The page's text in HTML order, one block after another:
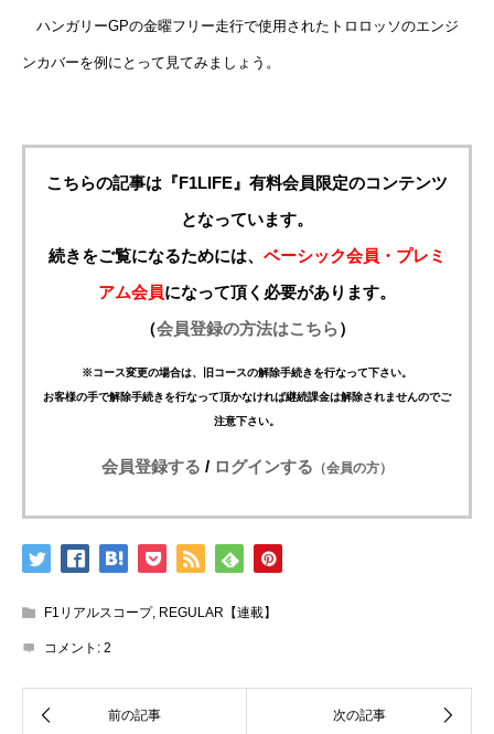
ハンガリーGPの金曜フリー走行で使用されたトロロッソのエンジ
ンカバーを例にとって見てみましょう。
こちらの記事は『F1LIFE』有料会員限定のコンテンツ
となっています。
続きをご覧になるためには、 ベーシック会員・プレミ
アム会員になって頂く必要があります。
（会員登録の方法はこちら）
※コース変更の場合は、旧コースの解除手続きを行なって下さい。
お客様の手で解除手続きを行なって頂かなければ継続課金は解除されませんのでご
注意下さい。
会員登録する / ログインする （会員の方）
F1リアルスコープ, REGULAR【連載】
コメント: 2